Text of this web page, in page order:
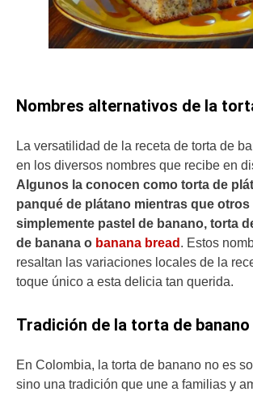
Nombres alternativos de la
La versatilidad de la receta de torta de
en los diversos nombres que recibe en
Algunos la conocen como torta de
panqué de plátano mientras que otros
simplemente pastel de banano, torta
de banana o banana bread . Estos
resaltan las variaciones locales de la
toque único a esta delicia tan querida.
Tradición de la torta de
En Colombia, la torta de banano no es
sino una tradición que une a familias y